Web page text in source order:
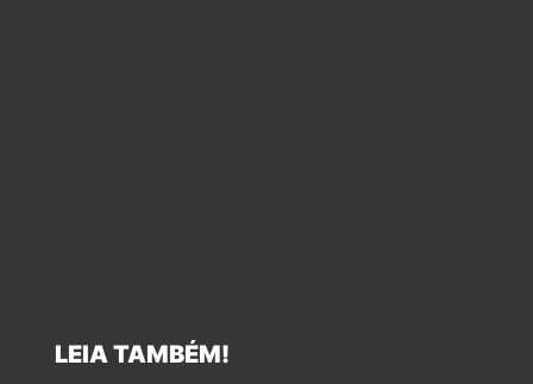
LEIA TAMBÉM!